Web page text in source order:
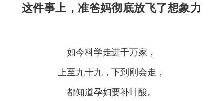
这件事上，准爸妈彻底放飞了想象力
如今科学走进千万家，
上至九十九，下到刚会走，
都知道孕妇要补叶酸。